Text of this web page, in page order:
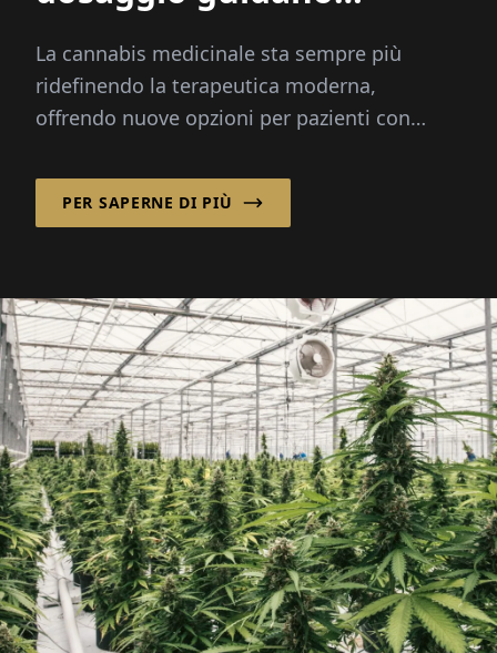
cannabis medicinale
La cannabis medicinale sta sempre più
ridefinendo la terapeutica moderna,
offrendo nuove opzioni per pazienti con
gravi...
PER SAPERNE DI PIÙ